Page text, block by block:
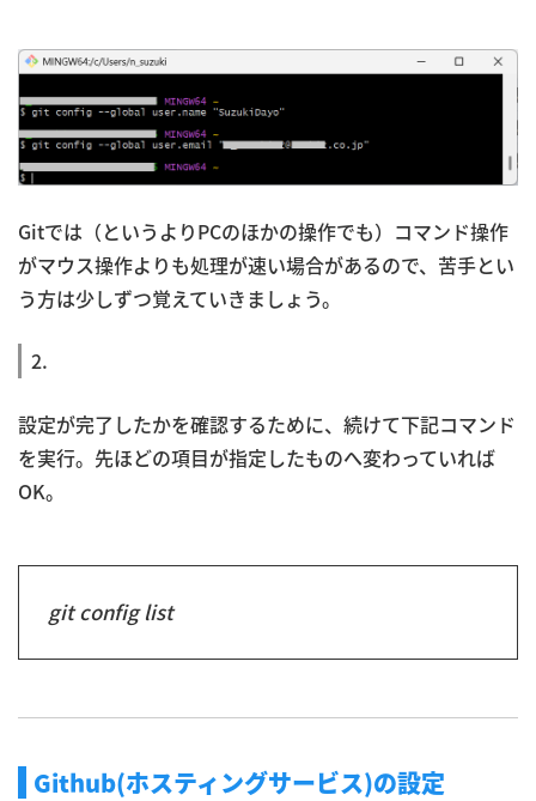
Gitでは（というよりPCのほかの操作でも）コマンド操作
がマウス操作よりも処理が速い場合があるので、苦手とい
う方は少しずつ覚えていきましょう。
2.
設定が完了したかを確認するために、続けて下記コマンド
を実行。先ほどの項目が指定したものへ変わっていれば
OK。
git config list
Github(ホスティングサービス)の設定